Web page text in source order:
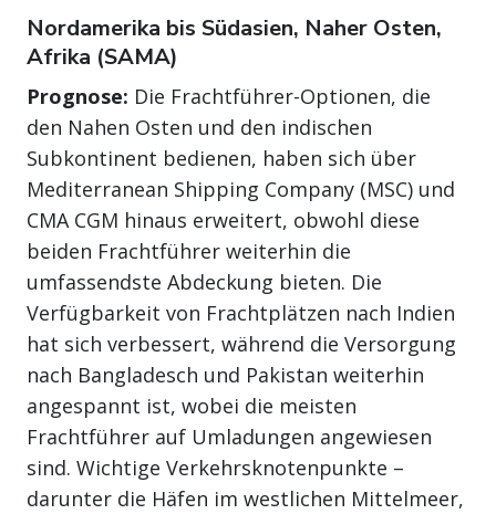
Nordamerika bis Südasien, Naher Osten,
Afrika (SAMA)
Prognose: Die Frachtführer-Optionen, die
den Nahen Osten und den indischen
Subkontinent bedienen, haben sich über
Mediterranean Shipping Company (MSC) und
CMA CGM hinaus erweitert, obwohl diese
beiden Frachtführer weiterhin die
umfassendste Abdeckung bieten. Die
Verfügbarkeit von Frachtplätzen nach Indien
hat sich verbessert, während die Versorgung
nach Bangladesch und Pakistan weiterhin
angespannt ist, wobei die meisten
Frachtführer auf Umladungen angewiesen
sind. Wichtige Verkehrsknotenpunkte –
darunter die Häfen im westlichen Mittelmeer,